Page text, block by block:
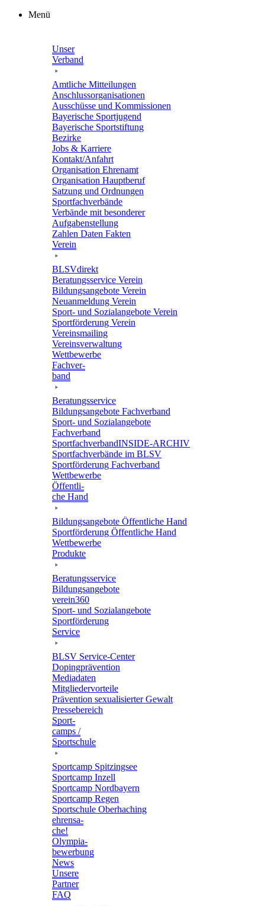
Zum
Menü
Unser
Verband
Amtli­che Mitteilungen
Anschluss­or­ga­ni­sa­tio­nen
Ausschüsse und Kommissionen
Baye­ri­sche Sportjugend
Baye­ri­sche Sportstiftung
Bezirke
Jobs & Karriere
Kontakt/​​Anfahrt
Orga­ni­sa­tion Ehrenamt
Orga­ni­sa­tion Hauptberuf
Satzung und Ordnungen
Sport­fach­ver­bände
Verbände mit beson­de­rer
Aufgabenstellung
Zahlen Daten Fakten
Verein
BLSVdi­rekt
Bera­tungs­ser­vice Verein
Bildungs­an­ge­bote Verein
Neuan­mel­dung Verein
Sport- und Sozi­al­an­ge­bote Verein
Sport­för­de­rung Verein
Vereins­mai­ling
Vereins­ver­wal­tung
Wett­be­werbe
Fach­ver­
band
Bera­tungs­ser­vice
Bildungs­an­ge­bote Fachverband
Sport- und Sozi­al­an­ge­bote
Fachverband
Sport­fach­ver­ban­d­IN­SIDE-ARCHIV
Sport­fach­ver­bände im BLSV
Sport­för­de­rung Fachverband
Wett­be­werbe
Öffent­li­
che Hand
Bildungs­an­ge­bote Öffent­li­che Hand
Sport­för­de­rung Öffent­li­che Hand
Wett­be­werbe
Produkte
Bera­tungs­ser­vice
Bildungs­an­ge­bote
verein360
Sport- und Sozialangebote
Sport­för­de­rung
Service
BLSV Service-Center
Doping­prä­ven­tion
Media­da­ten
Mitglie­der­vor­teile
Präven­tion sexua­li­sier­ter Gewalt
Pres­se­be­reich
Sport­
camps /
Sportschule
Sport­camp Spitzingsee
Sport­camp Inzell
Sport­camp Nordbayern
Sport­camp Regen
Sport­schule Oberhaching
ehren­sa­
che!
Olym­pia­
be­wer­bung
News
Unsere
Part­ner
FAQ